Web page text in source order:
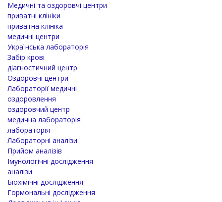
Медичні та оздоровчі центри
приватні клініки
приватна клініка
медичні центри
Українська лабораторія
Забір крові
діагностичний центр
Оздоровчі центри
Лабораторії медичні
оздоровлення
оздоровчий центр
медична лабораторія
лабораторія
Лабораторні аналізи
Прийом аналізів
Імунологічні дослідження
аналізи
Біохімічні дослідження
Гормональні дослідження